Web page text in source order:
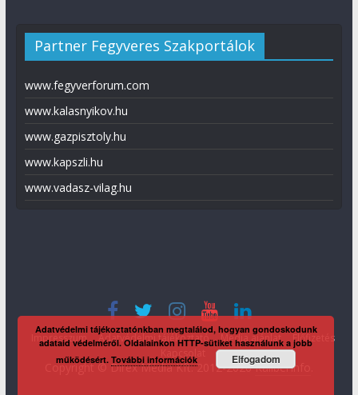
Partner Fegyveres Szakportálok
www.fegyverforum.com
www.kalasnyikov.hu
www.gazpisztoly.hu
www.kapszli.hu
www.vadasz-vilag.hu
Impresszum Adatvédelmi tájékoztató Média ajánlat
Előfizetés
Copyright © Direx Média Kft. 2012-2026KaliberInfo
Adatvédelmi tájékoztatónkban megtalálod, hogyan gondoskodunk
adataid védelméről. Oldalainkon HTTP-sütiket használunk a jobb
működésért.További információk Elfogadom